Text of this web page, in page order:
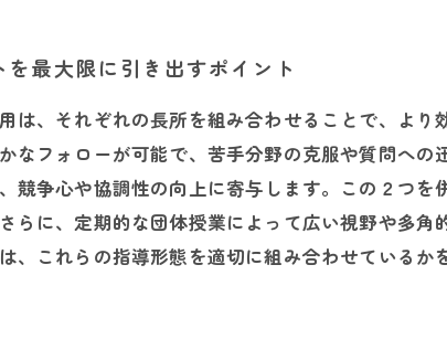
最大限に引き出すポイント
は、それぞれの長所を組み合わせることで、よ
なフォローが可能で、苦手分野の克服や質問へ
競争心や協調性の向上に寄与します。この２つ
らに、定期的な団体授業によって広い視野や多
、これらの指導形態を適切に組み合わせている